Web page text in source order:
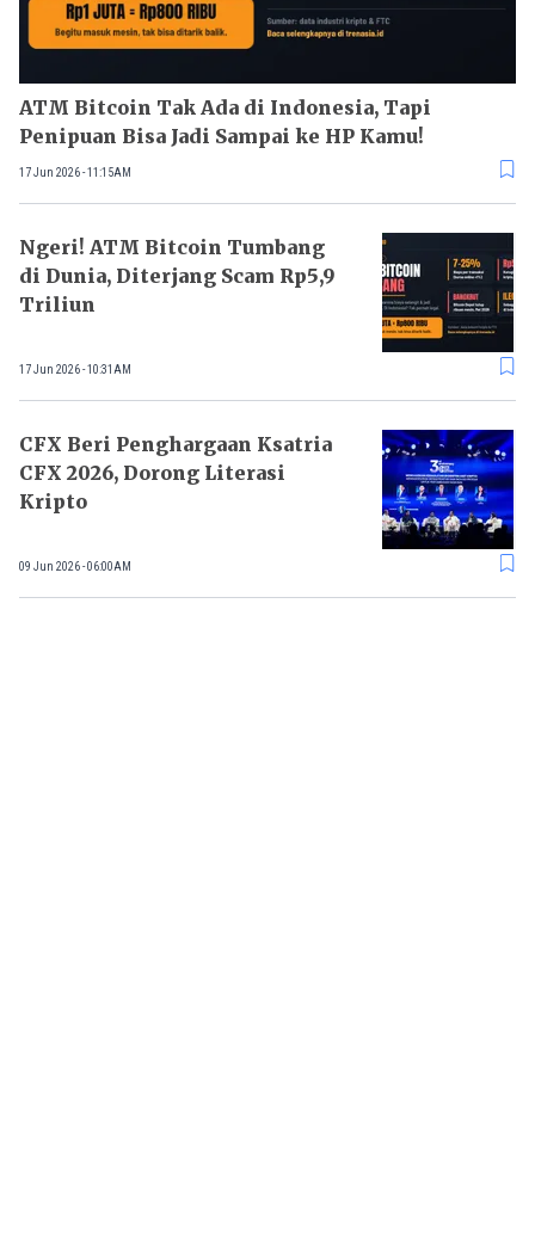
ATM Bitcoin Tak Ada di Indonesia, Tapi
Penipuan Bisa Jadi Sampai ke HP Kamu!
17 Jun 2026 - 11:15AM
Ngeri! ATM Bitcoin Tumbang
di Dunia, Diterjang Scam Rp5,9
Triliun
17 Jun 2026 - 10:31AM
CFX Beri Penghargaan Ksatria
CFX 2026, Dorong Literasi
Kripto
09 Jun 2026 - 06:00AM